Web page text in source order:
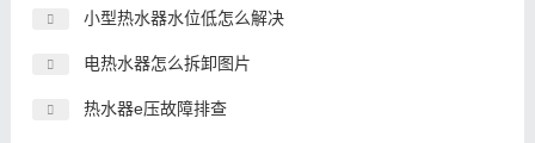
小型热水器水位低怎么解决
电热水器怎么拆卸图片
热水器e压故障排查